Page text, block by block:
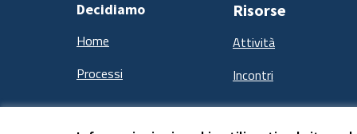
Decidiamo
Home
Processi
Risorse
Attività
Incontri